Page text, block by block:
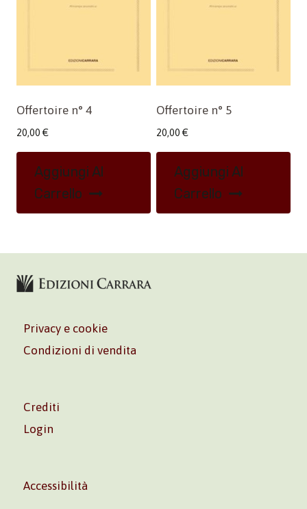
Offertoire n° 4
20,00 €
Aggiungi Al
Carrello
Offertoire n° 5
20,00 €
Aggiungi Al
Carrello
Privacy e cookie
Condizioni di vendita
Crediti
Login
Accessibilità